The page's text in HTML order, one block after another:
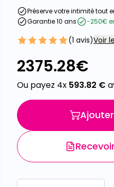
Préserve votre intimité tout
Garantie 10 ans
-250€
(1 avis)Voir
2375.28€
Ou payez 4x 593.82 €